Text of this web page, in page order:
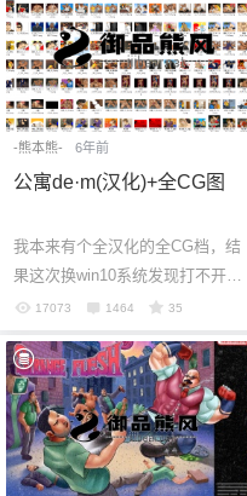
-熊本熊- 6年前
公寓de·m(汉化)+全CG图
我本来有个全汉化的全CG档，结
果这次换win10系统发现打不开
啦，心疼，也是珍藏多年的。 这部
持win系统。
17073 1464 35